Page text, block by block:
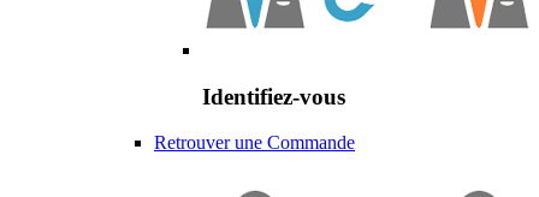
Identifiez-vous
Retrouver une Commande